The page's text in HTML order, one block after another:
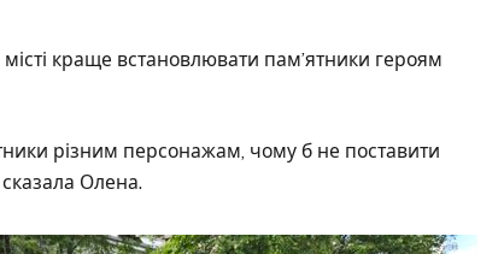
краще встановлювати пам’ятники героям
різним персонажам, чому б не поставити
Олена.